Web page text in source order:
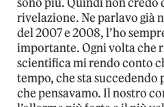
rivelazione. Ne parlavo già
del 2007 e 2008, l’ho
importante. Ogni volta che
scientifica mi rendo conto
tempo, che sta
che pensavamo. Il nostro